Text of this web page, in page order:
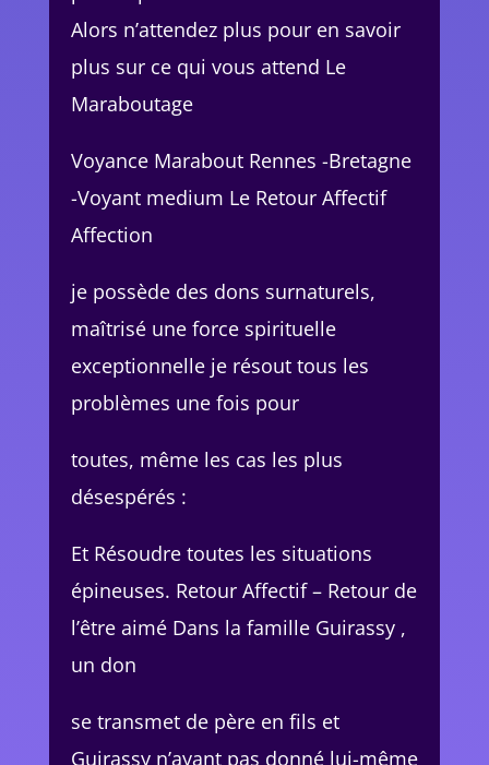
Alors n’attendez plus pour en savoir
plus sur ce qui vous attend Le
Maraboutage
Voyance Marabout Rennes -Bretagne
-Voyant medium Le Retour Affectif
Affection
je possède des dons surnaturels,
maîtrisé une force spirituelle
exceptionnelle je résout tous les
problèmes une fois pour
toutes, même les cas les plus
désespérés :
Et Résoudre toutes les situations
épineuses. Retour Affectif – Retour de
l’être aimé Dans la famille Guirassy ,
un don
se transmet de père en fils et
Guirassy n’ayant pas donné lui-même